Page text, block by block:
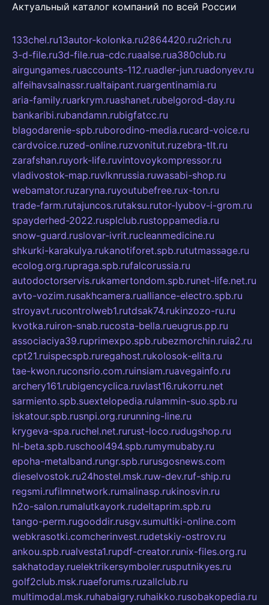
Актуальный каталог компаний по всей России
133chel.ru13autor-kolonka.ru2864420.ru2rich.ru
3-d-file.ru3d-file.rua-cdc.ruaalse.rua380club.ru
airgungames.ruaccounts-112.ruadler-jun.ruadonyev.ru
alfeihavsalnassr.rualtaipant.ruargentinamia.ru
aria-family.ruarkrym.ruashanet.rubelgorod-day.ru
bankaribi.rubandamn.rubigfatcc.ru
blagodarenie-spb.ruborodino-media.rucard-voice.ru
cardvoice.ruzed-online.ruzvonitut.ruzebra-tlt.ru
zarafshan.ruyork-life.ruvintovoykompressor.ru
vladivostok-map.ruvlknrussia.ruwasabi-shop.ru
webamator.ruzaryna.ruyoutubefree.rux-ton.ru
trade-farm.rutajuncos.rutaksu.rutor-lyubov-i-grom.ru
spayderhed-2022.rusplclub.rustoppamedia.ru
snow-guard.ruslovar-ivrit.rucleanmedicine.ru
shkurki-karakulya.rukanotiforet.spb.rututmassage.ru
ecolog.org.rupraga.spb.rufalcorussia.ru
autodoctorservis.rukamertondom.spb.runet-life.net.ru
avto-vozim.rusakhcamera.rualliance-electro.spb.ru
stroyavt.rucontrolweb1.rutdsak74.rukinzozo-ru.ru
kvotka.ruiron-snab.rucosta-bella.rueugrus.pp.ru
associaciya39.ruprimexpo.spb.rubezmorchin.ruia2.ru
cpt21.ruispecspb.ruregahost.rukolosok-elita.ru
tae-kwon.ruconsrio.com.ruinsiam.ruavegainfo.ru
archery161.rubigencyclica.ruvlast16.rukorru.net
sarmiento.spb.suextelopedia.rulammin-suo.spb.ru
iskatour.spb.rusnpi.org.rurunning-line.ru
krygeva-spa.ruchel.net.rurust-loco.rudugshop.ru
hl-beta.spb.ruschool494.spb.rumymubaby.ru
epoha-metalband.rungr.spb.rurusgosnews.com
dieselvostok.ru24hostel.msk.ruw-dev.ruf-ship.ru
regsmi.rufilmnetwork.rumalinasp.rukinosvin.ru
h2o-salon.rumalutkayork.rudeltaprim.spb.ru
tango-perm.rugooddir.rusgv.sumultiki-online.com
webkrasotki.comcherinvest.rudetskiy-ostrov.ru
ankou.spb.rualvesta1.rupdf-creator.runix-files.org.ru
sakhatoday.ruelektrikersymboler.rusputnikyes.ru
golf2club.msk.ruaeforums.ruzallclub.ru
multimodal.msk.ruhabaigry.ruhaikko.rusobakopedia.ru